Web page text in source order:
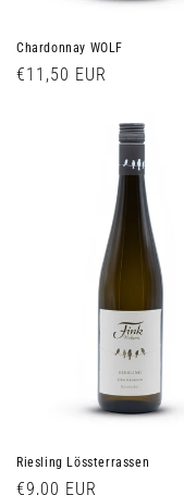
Chardonnay WOLF
Normaler
€11,50 EUR
Riesling Lössterrassen
Normaler
€9,00 EUR